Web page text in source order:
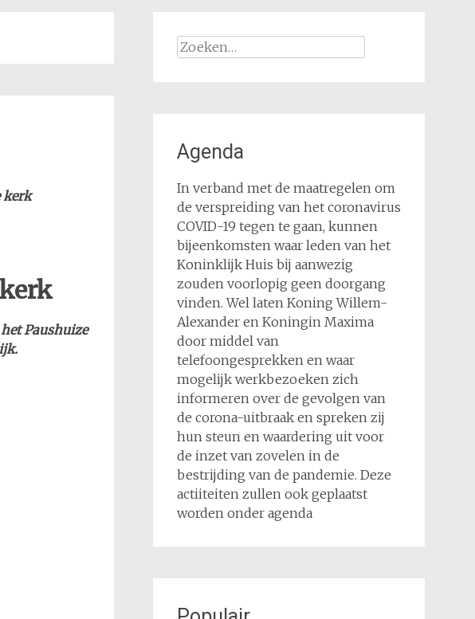
kerk
hetPaushuize
Zoeken
Agenda
In verband met de maatregelen om
de verspreiding van het coronavirus
COVID-19 tegen te gaan, kunnen
bijeenkomsten waar leden van het
Koninklijk Huis bij aanwezig
zouden voorlopig geen doorgang
vinden. Wel laten Koning Willem-
Alexander en Koningin Maxima
door middel van
telefoongesprekken en waar
mogelijk werkbezoeken zich
informeren over de gevolgen van
de corona-uitbraak en spreken zij
hun steun en waardering uit voor
de inzet van zovelen in de
bestrijding van de pandemie. Deze
actiiteiten zullen ook geplaatst
worden onder agenda